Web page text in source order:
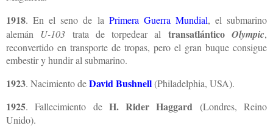
1918. En el seno de la Primera Guerra Mundial, el submarino
alemán U-103 trata de torpedear al transatlánticoOlympic,
reconvertido en transporte de tropas, pero el gran buque consigue
embestir y hundir al submarino.
1923. Nacimiento deDavid Bushnell(Philadelphia, USA).
1925. Fallecimiento de H. Rider Haggard (Londres, Reino
Unido).